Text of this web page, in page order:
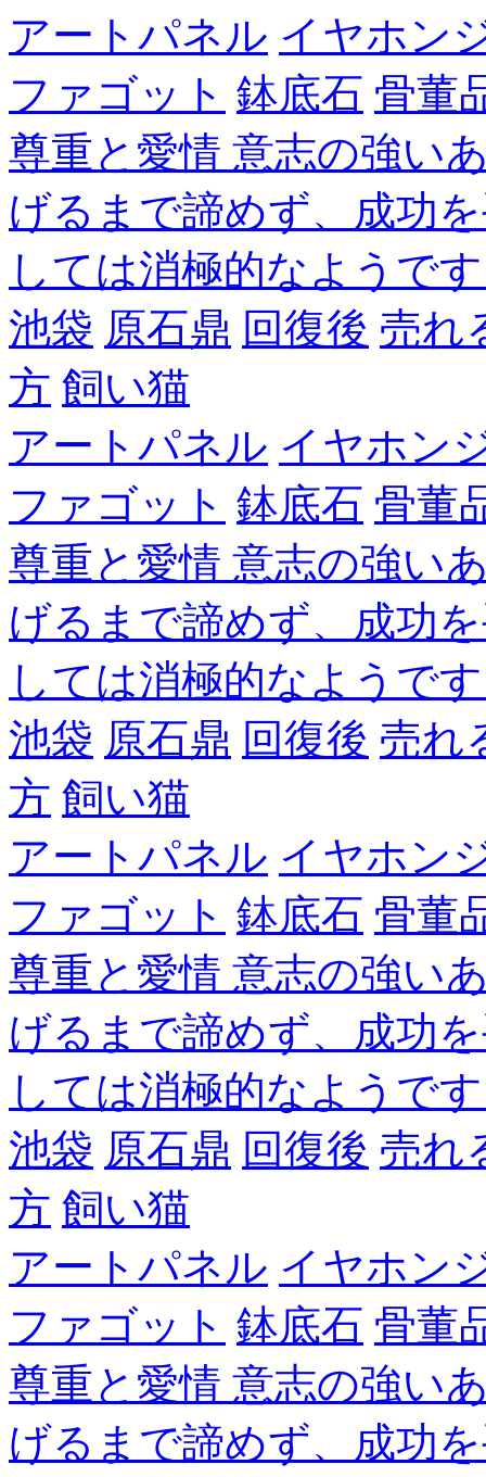
アートパネル イヤホン
ファゴット 鉢底石 骨董
尊重と愛情 意志の強い
げるまで諦めず、成功
しては消極的なようで
池袋 原石鼎 回復後 売れ
方 飼い猫
アートパネル イヤホン
ファゴット 鉢底石 骨董
尊重と愛情 意志の強い
げるまで諦めず、成功
しては消極的なようで
池袋 原石鼎 回復後 売れ
方 飼い猫
アートパネル イヤホン
ファゴット 鉢底石 骨董
尊重と愛情 意志の強い
げるまで諦めず、成功
しては消極的なようで
池袋 原石鼎 回復後 売れ
方 飼い猫
アートパネル イヤホン
ファゴット 鉢底石 骨董
尊重と愛情 意志の強い
げるまで諦めず、成功